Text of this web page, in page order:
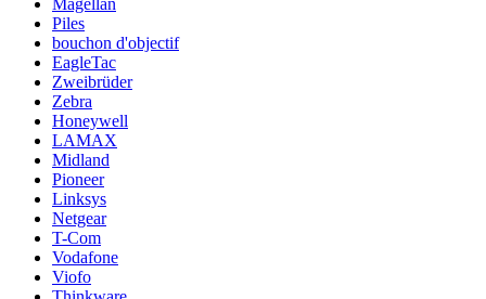
Magellan
Piles
bouchon d'objectif
EagleTac
Zweibrüder
Zebra
Honeywell
LAMAX
Midland
Pioneer
Linksys
Netgear
T-Com
Vodafone
Viofo